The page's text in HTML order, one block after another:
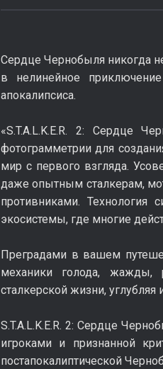
Сердце Чернобыля никогда
в нелинейное
апокалипсиса.
«S.T.A.L.K.E.R. 2: Сердце
фотограмметрии для
мир с первого взгляда.
даже опытным сталкерам,
противниками. Технология
экосистемы, где многие
Преградами в вашем
механики голода, жажды,
сталкерской жизни,
S.T.A.L.K.E.R. 2: Сердце
игроками и признанной
постапокалиптической